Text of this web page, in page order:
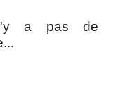
a pas de